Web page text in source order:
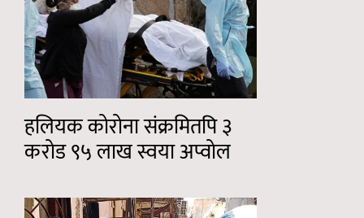
हलियक कोरोना संक्रमितपि ३
करोड ९५ लाख स्वया अप्वोल